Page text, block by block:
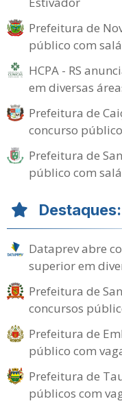
Prefeitura de
público com
HCPA - RS
em diversas
Prefeitura de
concurso público
Prefeitura de
público com
Destaques:
Dataprev abre
superior em
Prefeitura de
concursos
Prefeitura de
público com
Prefeitura de
públicos com